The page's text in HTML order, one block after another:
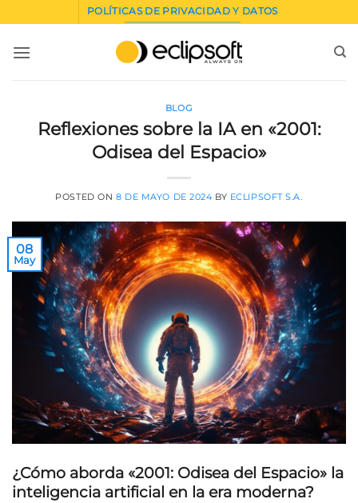
al
contenido
POLÍTICAS DE PRIVACIDAD Y DATOS
BLOG
Reflexiones sobre la IA en «2001:
Odisea del Espacio»
POSTED ON 8 DE MAYO DE 2024 BY ECLIPSOFT S.A.
08
May
¿Cómo aborda «2001: Odisea del Espacio» la
inteligencia artificial en la era moderna?